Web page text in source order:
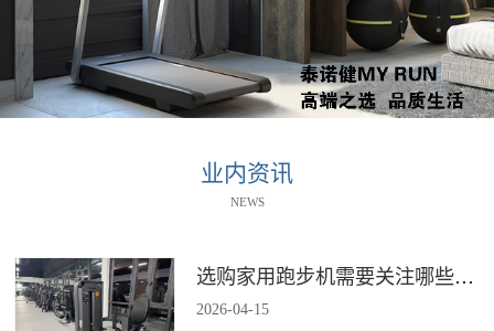
业内资讯
NEWS
选购家用跑步机需要关注哪些核心参数？
2026-04-15